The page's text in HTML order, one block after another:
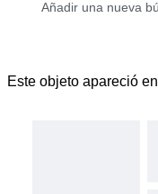
Este objeto apareció en